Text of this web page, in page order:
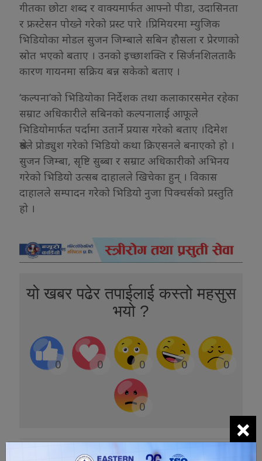
गीतका छोटा शब्द र वाक्यमार्फत आफ्नो पीडा, उदासिनता
र फ्रस्टेसन पोख्ने गरेको प्रस्ट पारे ।प्रिमियरमा म्युजिक
भिडियोका मोडल सुजन जिम्बाले सबिन हौसला र प्रेरणाको
स्रोत भएको बताए । उनको इच्छाशक्ति र सिर्जनशिलताकै
कारण गायनमा सक्रिय बन्न सकेको बताए ।
‘कल्पना’को भिडियोका निर्देशक तथा कलाकारसमेत रहेका
सम्राट अधिकारीले सबिनको कल्पनालाई आफूले
भिडियोमार्फत पर्दामा उतार्ने प्रयास गरेको बताए ।दिमेश
श्रेष्ठले प्रोड्युश गरेको भिडियो कथा क्रिएसनले बनाएको हो ।
सुजन जिम्बा, सृष्टि सुब्बा र सम्राट अधिकारीको अभिनय
गरेको भिडियो उत्सब दाहालले खिचेका हुन् । विकास
दाहालले सम्पादन गरेको भिडियो नुजा पिक्चर्सको प्रस्तुति
हो ।
यो खबर पढेर तपाईलाई कस्तो महसुस
भयो ?
0 0 0 0 0
0
×